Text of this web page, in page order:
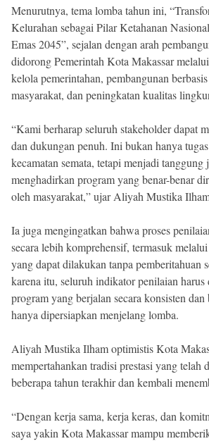
Menurutnya, tema lomba tahun ini,
Kelurahan sebagai Pilar Ketahanan
Emas 2045”, sejalan dengan arah
didorong Pemerintah Kota Makassar
kelola pemerintahan, pembangunan
masyarakat, dan peningkatan kualitas
“Kami berharap seluruh stakeholder dapat
dan dukungan penuh. Ini bukan hanya
kecamatan semata, tetapi menjadi
menghadirkan program yang benar-benar
oleh masyarakat,” ujar Aliyah Mustika
Ia juga mengingatkan bahwa proses
secara lebih komprehensif, termasuk
yang dapat dilakukan tanpa pemberitahuan
karena itu, seluruh indikator penilaian
program yang berjalan secara konsisten
hanya dipersiapkan menjelang lomba.
Aliyah Mustika Ilham optimistis Kota
mempertahankan tradisi prestasi yang telah
beberapa tahun terakhir dan kembali
“Dengan kerja sama, kerja keras, dan
saya yakin Kota Makassar mampu